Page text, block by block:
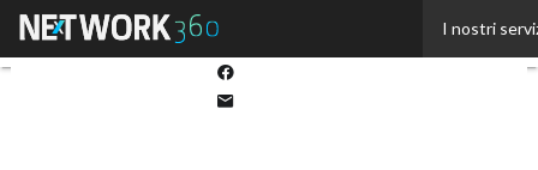
I nostri